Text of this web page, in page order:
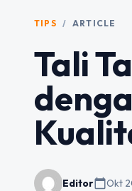
TIPS / ARTICLE
Tali
Editorcalendar_todayOkt